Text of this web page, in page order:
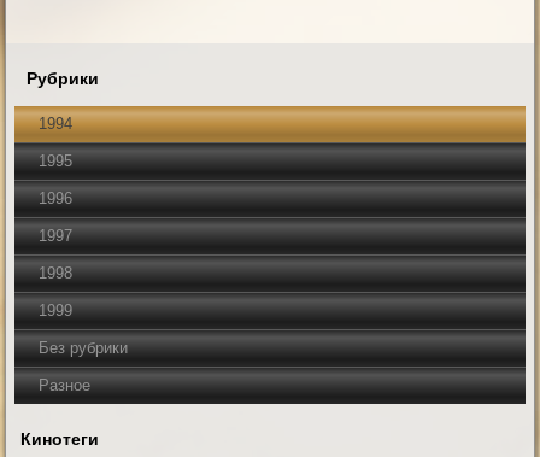
Рубрики
1994
1995
1996
1997
1998
1999
Без рубрики
Разное
Кинотеги